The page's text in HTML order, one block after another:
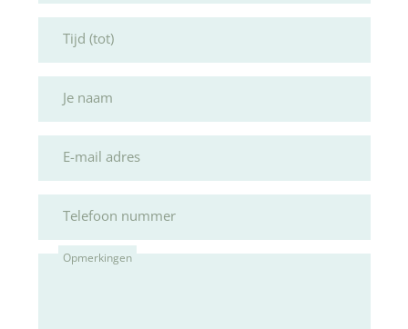
Tijd (tot)
Je naam
E-mail adres
Telefoon nummer
Opmerkingen